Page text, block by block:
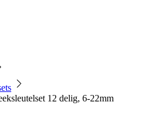
12 delig, 6-22mm